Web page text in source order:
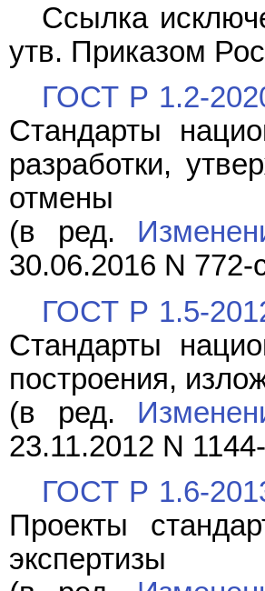
Ссылка
утв. Приказом
ГОСТ Р 1.2-
Стандарты
разработки,
отмены
(в ред.
30.06.2016 N 772-
ГОСТ Р 1.5-
Стандарты
построения,
(в ред.
23.11.2012 N
ГОСТ Р 1.6-
Проекты
экспертизы